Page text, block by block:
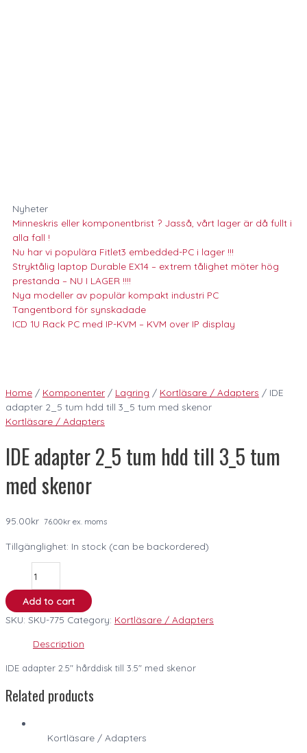
Nyheter
Minneskris eller komponentbrist ? Jasså, vårt lager är då fullt i
alla fall !
Nu har vi populära Fitlet3 embedded-PC i lager !!!
Stryktålig laptop Durable EX14 – extrem tålighet möter hög
prestanda – NU I LAGER !!!!
Nya modeller av populär kompakt industri PC
Tangentbord för synskadade
ICD 1U Rack PC med IP-KVM – KVM over IP display
Home / Komponenter / Lagring / Kortläsare / Adapters / IDE
adapter 2_5 tum hdd till 3_5 tum med skenor
Kortläsare / Adapters
IDE adapter 2_5 tum hdd till 3_5 tum
med skenor
95.00kr 76.00kr ex. moms
Tillgänglighet: In stock (can be backordered)
Add to cart
SKU: SKU-775 Category: Kortläsare / Adapters
Description
IDE adapter 2.5″ hårddisk till 3.5″ med skenor
Related products
Kortläsare / Adapters